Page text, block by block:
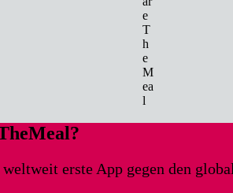
e
T
h
e
M
ea
l
erste App gegen den